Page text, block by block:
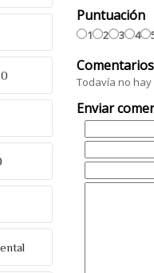
Puntuación
1 2 3 4
Comentarios
Todavía no
Enviar